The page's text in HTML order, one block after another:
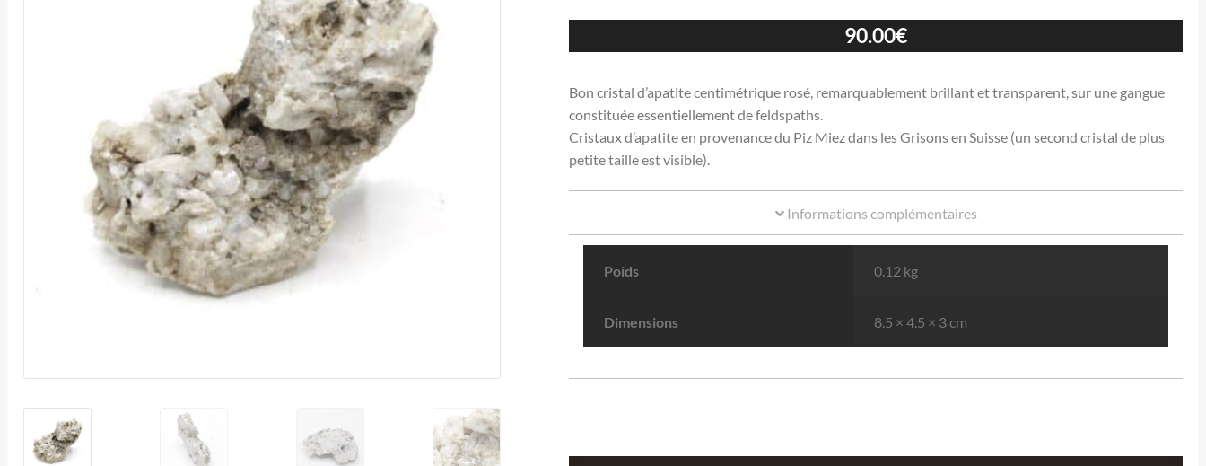
90.00€
Bon cristal d’apatite centimétrique rosé, remarquablement brillant et transparent, sur une gangue
constituée essentiellement de feldspaths.
Cristaux d’apatite en provenance du Piz Miez dans les Grisons en Suisse (un second cristal de plus
petite taille est visible).
Informations complémentaires
Poids 0.12 kg
Dimensions 8.5 × 4.5 × 3 cm